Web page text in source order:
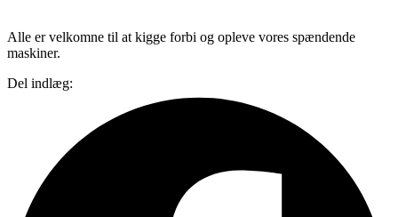
Alle er velkomne til at kigge forbi og opleve vores spændende
maskiner.
Del indlæg: